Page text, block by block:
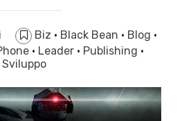
Biz · Black Bean · Blog ·
· Leader · Publishing ·
Sviluppo